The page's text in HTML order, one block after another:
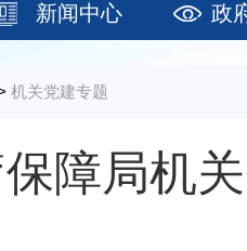
新闻中心 政
机关党建专题
障局机